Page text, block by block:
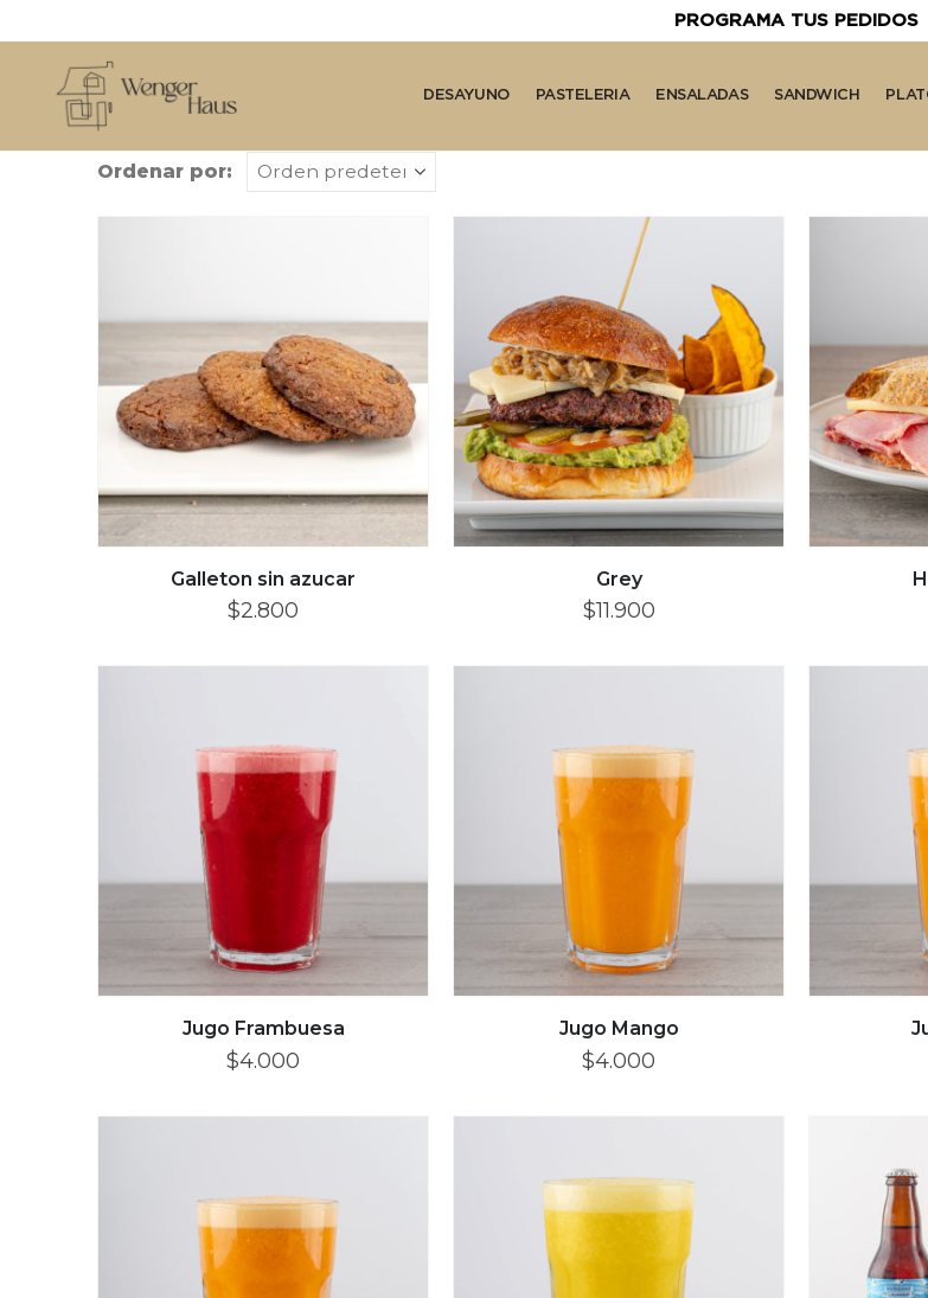
PROGRAMA TUS PEDIDOS
DESAYUNO PASTELERIA ENSALADAS SANDWICH
Ordenar por:
Galleton sin azucar
$2.800
Grey
$11.900
Jugo Frambuesa
$4.000
Jugo Mango
$4.000